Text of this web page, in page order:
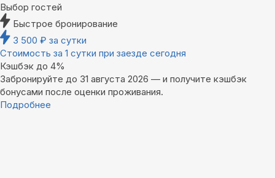
Выбор гостей
Быстрое бронирование
3 500 ₽ за сутки
Стоимость за 1 сутки при заезде сегодня
Кэшбэк до 4%
Забронируйте до 31 августа 2026 — и получите кэшбэк
бонусами после оценки проживания.
Подробнее